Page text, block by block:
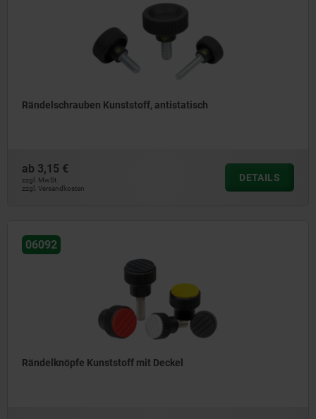
Rändelschrauben Kunststoff, antistatisch
ab 3,15 €
zzgl. MwSt.
zzgl. Versandkosten
DETAILS
06092
Rändelknöpfe Kunststoff mit Deckel